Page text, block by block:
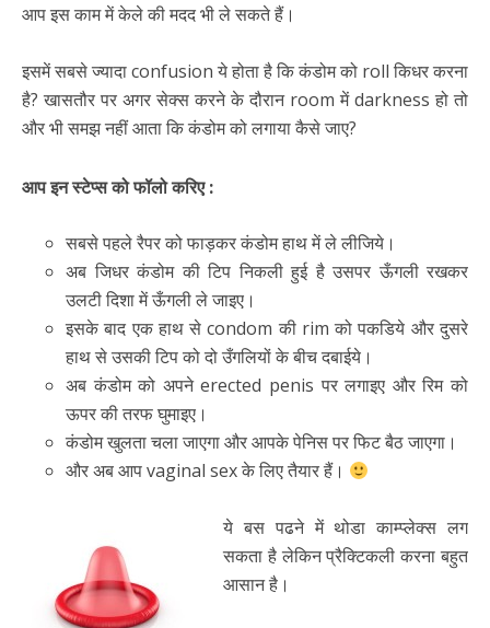
आप इस काम में केले की मदद भी ले सकते हैं।
इसमें सबसे ज्यादा confusion ये होता है कि कंडोम को roll किधर करना
है? खासतौर पर अगर सेक्स करने के दौरान room में darkness हो तो
और भी समझ नहीं आता कि कंडोम को लगाया कैसे जाए?
आप इन स्टेप्स को फॉलो करिए :
सबसे पहले रैपर को फाड़कर कंडोम हाथ में ले लीजिये।
अब जिधर कंडोम की टिप निकली हुई है उसपर ऊँगली रखकर
उलटी दिशा में ऊँगली ले जाइए।
इसके बाद एक हाथ से condom की rim को पकडिये और दुसरे
हाथ से उसकी टिप को दो उँगलियों के बीच दबाईये।
अब कंडोम को अपने erected penis पर लगाइए और रिम को
ऊपर की तरफ घुमाइए।
कंडोम खुलता चला जाएगा और आपके पेनिस पर फिट बैठ जाएगा।
और अब आप vaginal sex के लिए तैयार हैं।
ये बस पढने में थोडा काम्प्लेक्स लग
सकता है लेकिन प्रैक्टिकली करना बहुत
आसान है।